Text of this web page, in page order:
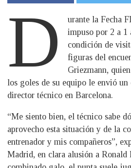
D
urante la Fecha
impuso por 2 a 1
condición de
figuras del
Griezmann,
los goles de su equipo le envió un
director técnico en Barcelona.
“Me siento bien, el técnico sabe
aprovecho esta situación y de la
entrenador y mis compañeros”,
Madrid, en clara alusión a Ronald